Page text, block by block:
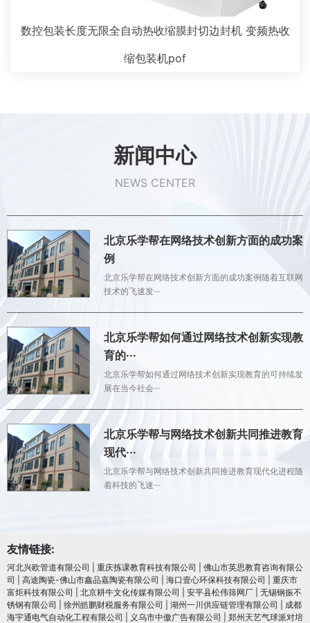
数控包装长度无限全自动热收缩膜封切边封机 变频热收
缩包装机pof
新闻中心
NEWS CENTER
北京乐学帮在网络技术创新方面的成功案
例
北京乐学帮在网络技术创新方面的成功案例随着互联网
技术的飞速发···
北京乐学帮如何通过网络技术创新实现教
育的···
北京乐学帮如何通过网络技术创新实现教育的可持续发
展在当今社会···
北京乐学帮与网络技术创新共同推进教育
现代···
北京乐学帮与网络技术创新共同推进教育现代化进程随
着科技的飞速···
友情链接:
河北兴欧管道有限公司 重庆拣课教育科技有限公司
佛山市英思教育咨询有限公
司
高途陶瓷-佛山市鑫品嘉陶瓷有限公司 海口壹心环保科技有限公司
重庆市
富炬科技有限公司
北京耕牛文化传媒有限公司 安平县松伟筛网厂
无锡钢振不
锈钢有限公司
徐州皓鹏财税服务有限公司 湖州一川供应链管理有限公司
成都
海宇通电气自动化工程有限公司
义乌市中傲广告有限公司
郑州天艺气球派对培